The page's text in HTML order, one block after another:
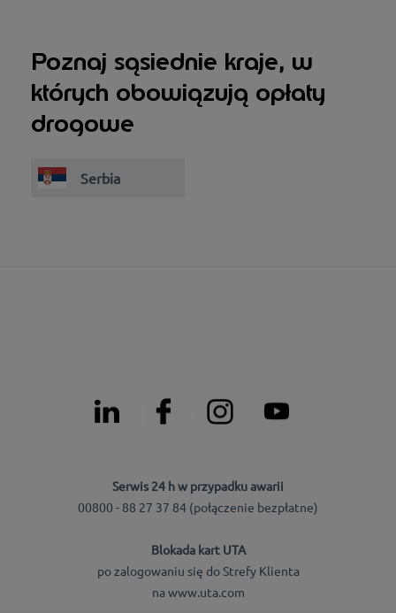
Poznaj sąsiednie kraje, w
których obowiązują opłaty
drogowe
Serbia
Serwis 24 h w przypadku awarii
00800 - 88 27 37 84 (połączenie bezpłatne)
Blokada kart UTA
po zalogowaniu się do Strefy Klienta
na www.uta.com